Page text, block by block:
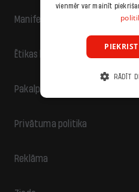
Manifests
Ētikas kodekss
Pakalpojumu sniegšanas
Privātuma politika
Reklāma
vienmēr var mainīt
RĀDĪT